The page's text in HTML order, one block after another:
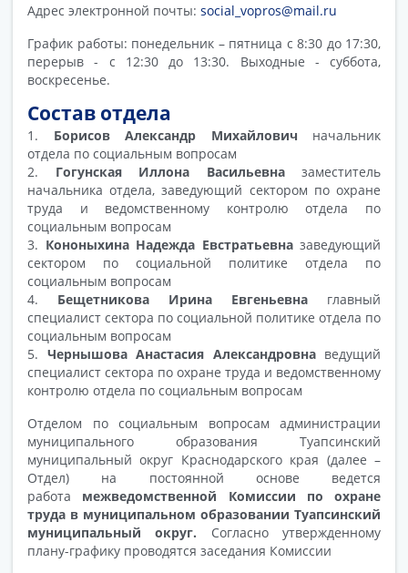
Документы
Адрес электронной почты: social_vopros@mail.ru
График работы: понедельник – пятница с 8:30 до 17:30,
перерыв - с 12:30 до 13:30. Выходные - суббота,
воскресенье.
Состав отдела
1. Борисов Александр Михайлович начальник
отдела по социальным вопросам
2. Гогунская Иллона Васильевназаместитель
начальника отдела, заведующий сектором по охране
труда и ведомственному контролю отдела по
социальным вопросам
3. Кононыхина Надежда Евстратьевназаведующий
сектором по социальной политике отдела по
социальным вопросам
4. Бещетникова Ирина Евгеньевна главный
специалист сектора по социальной политике отдела по
социальным вопросам
5. Чернышова Анастасия Александровнаведущий
специалист сектора по охране труда и ведомственному
контролю отдела по социальным вопросам
Отделом по социальным вопросам администрации
муниципального образования Туапсинский
муниципальный округ Краснодарского края (далее –
Отдел) на постоянной основе ведется
работа межведомственной Комиссии по охране
труда в муниципальном образовании Туапсинский
муниципальный округ. Согласно утвержденному
плану-графику проводятся заседания Комиссии